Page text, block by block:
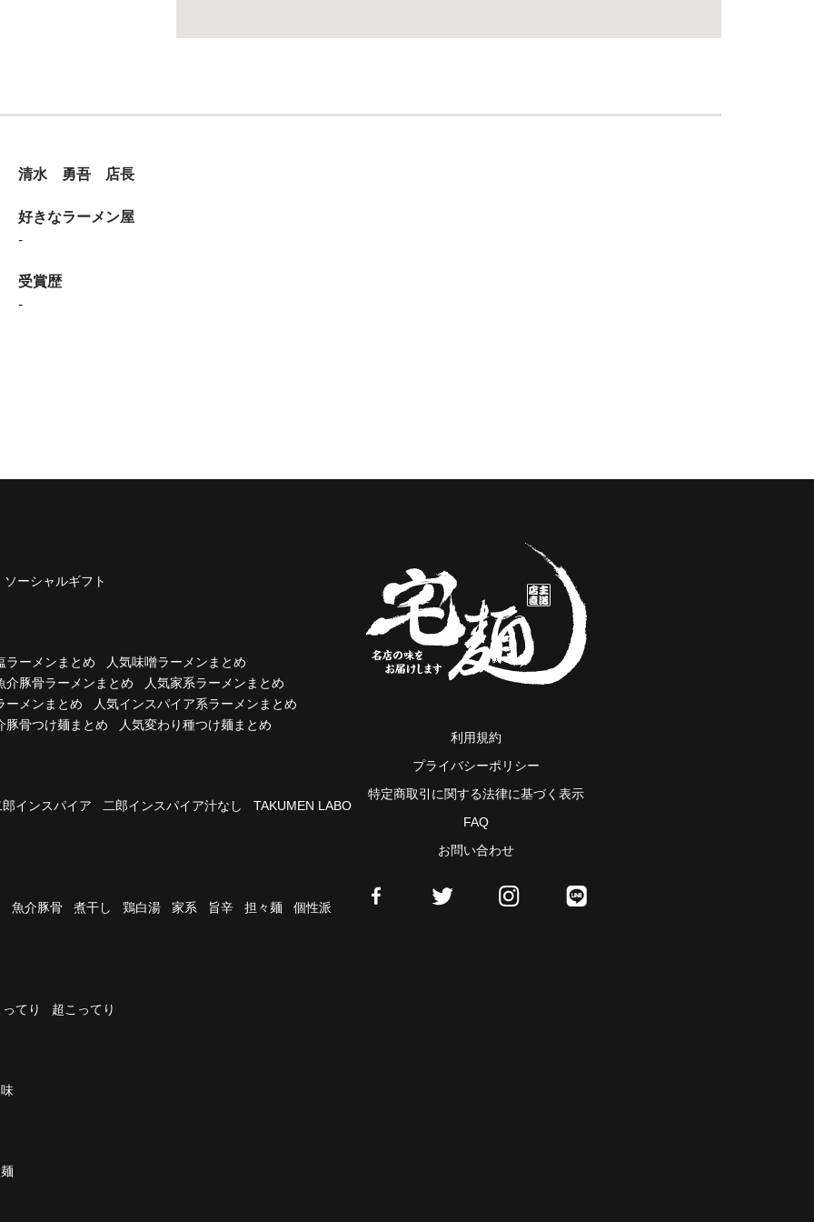
清水 勇吾 店長
好きなラーメン屋
-
受賞歴
-
ソーシャルギフト
ラーメンまとめ
人気味噌ラーメンまとめ
介豚骨ラーメンまとめ
人気家系ラーメンまとめ
ーメンまとめ
人気インスパイア系ラーメンまとめ
豚骨つけ麺まとめ
人気変わり種つけ麺まとめ
郎インスパイア 二郎インスパイア汁なし TAKUMEN LABO
魚介豚骨 煮干し 鶏白湯 家系 旨辛 担々麺 個性派
てり 超こってり
利用規約
プライバシーポリシー
特定商取引に関する法律に基づく表示
FAQ
お問い合わせ